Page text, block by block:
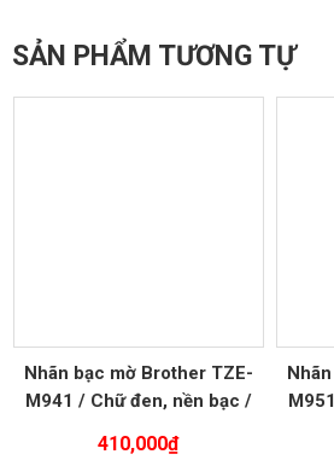
SẢN PHẨM TƯƠNG TỰ
Nhãn bạc mờ Brother TZE-
M941 / Chữ đen, nền bạc /
410,000₫